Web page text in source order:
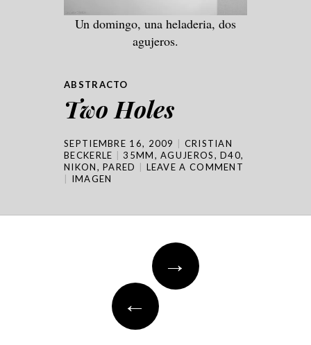
Un domingo, una heladeria, dos
agujeros.
ABSTRACTO
Two Holes
SEPTIEMBRE 16, 2009
CRISTIAN
BECKERLE
35MM,AGUJEROS,D40,
NIKON,PARED
LEAVE A COMMENT
IMAGEN
navigation
→
←